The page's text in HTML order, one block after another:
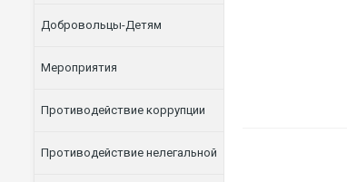
Добровольцы-Детям
Мероприятия
Противодействие коррупции
Противодействие нелегальной